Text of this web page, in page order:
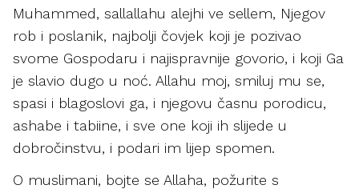
Muhammed, sallallahu alejhi ve sellem, Njegov
rob i poslanik, najbolji čovjek koji je pozivao
svome Gospodaru i najispravnije govorio, i koji Ga
je slavio dugo u noć. Allahu moj, smiluj mu se,
spasi i blagoslovi ga, i njegovu časnu porodicu,
ashabe i tabiine, i sve one koji ih slijede u
dobročinstvu, i podari im lijep spomen.
O muslimani, bojte se Allaha, požurite s